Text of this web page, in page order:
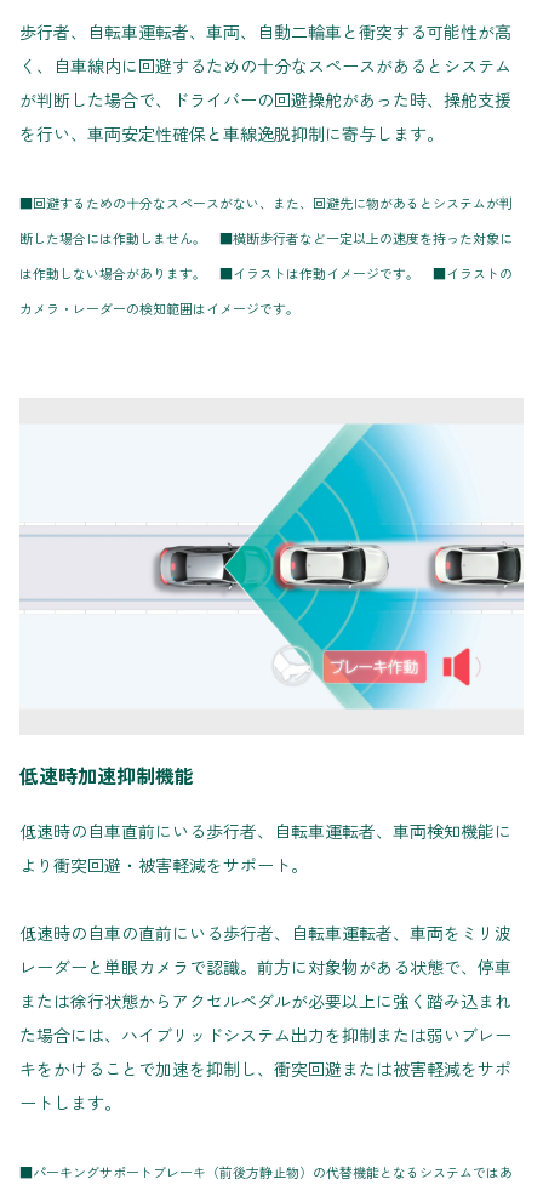
歩行者、自転車運転者、車両、自動二輪車と衝突する可能性が高
く、自車線内に回避するための十分なスペースがあるとシステム
が判断した場合で、ドライバーの回避操舵があった時、操舵支援
を行い、車両安定性確保と車線逸脱抑制に寄与します。
■回避するための十分なスペースがない、また、回避先に物があるとシステムが判
断した場合には作動しません。 ■横断歩行者など一定以上の速度を持った対象に
は作動しない場合があります。 ■イラストは作動イメージです。 ■イラストの
カメラ・レーダーの検知範囲はイメージです。
低速時加速抑制機能
低速時の自車直前にいる歩行者、自転車運転者、車両検知機能に
より衝突回避・被害軽減をサポート。
低速時の自車の直前にいる歩行者、自転車運転者、車両をミリ波
レーダーと単眼カメラで認識。前方に対象物がある状態で、停車
または徐行状態からアクセルペダルが必要以上に強く踏み込まれ
た場合には、ハイブリッドシステム出力を抑制または弱いブレー
キをかけることで加速を抑制し、衝突回避または被害軽減をサポ
ートします。
■パーキングサポートブレーキ（前後方静止物）の代替機能となるシステムではあ